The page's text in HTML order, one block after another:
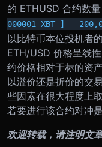
的 ETHUSD 合约数量
000001 XBT ] =
以比特币本位投机者
ETH/USD 价格呈线
约价格相对于标的资
以溢价还是折价的交
些因素在很大程度上
若要进行该合约对冲
欢迎转载，请注明文